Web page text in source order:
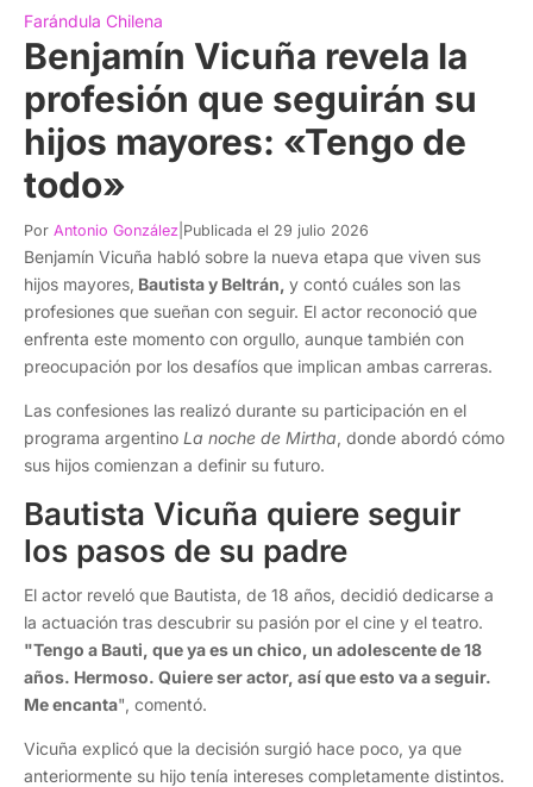
Farándula Chilena
Benjamín Vicuña revela la
profesión que seguirán su
hijos mayores: «Tengo de
todo»
Por Antonio González Publicada el 29 julio 2026
Benjamín Vicuña habló sobre la nueva etapa que viven sus
hijos mayores, Bautista y Beltrán, y contó cuáles son las
profesiones que sueñan con seguir. El actor reconoció que
enfrenta este momento con orgullo, aunque también con
preocupación por los desafíos que implican ambas carreras.
Las confesiones las realizó durante su participación en el
programa argentino La noche de Mirtha, donde abordó cómo
sus hijos comienzan a definir su futuro.
Bautista Vicuña quiere seguir
los pasos de su padre
El actor reveló que Bautista, de 18 años, decidió dedicarse a
la actuación tras descubrir su pasión por el cine y el teatro.
"Tengo a Bauti, que ya es un chico, un adolescente de 18
años. Hermoso. Quiere ser actor, así que esto va a seguir.
Me encanta", comentó.
Vicuña explicó que la decisión surgió hace poco, ya que
anteriormente su hijo tenía intereses completamente distintos.